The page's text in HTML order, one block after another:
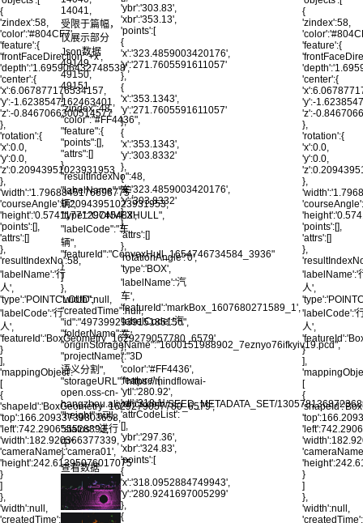
{
'zindex':58,
'color':'#804CF7',
'feature':{
'frontFaceDirection':'+x',
'depth':'1.695906432748538',
'center':{
'x':6.067877176534157,
'y':-1.6238547162463401,
'z':-0.8467066300514577
},
'rotation':{
'x':0.0,
'y':0.0,
'z':0.20943951023931953
},
'width':'1.7968845176696775',
'courseAngle':0.20943951023931953,
'height':'0.5741177129745483',
'points':[],
'attrs':[]
},
'resultIndexNo':58,
'labelName':'行
人',
'type':'POINTCLOUD',
'labelCode':'行
人',
'featureId':'BoxGeometry_1629279057780_6579'
}
],
'mappingObject':
[
{
'shapeId':'BoxGeometry_1629279057780_6579',
'top':166.20933739803658,
'left':742.290655528893,
'width':182.920366377339,
'cameraName':'camera01',
'height':242.61395076017075
}
]
},
'width':null,
'createdTime':null,
14041,
受限于篇幅，
仅展示部分
Json数据
49149,
49150,
49151
],
"zindex":48,
"color":"#FF4436",
"feature":{
"points":[],
"attrs":[]
},
"resultIndexNo":48,
"labelName":"车
辆",
"type":"CONVEXHULL",
"labelCode":"车
辆",
"featureId":"ConvexHull_1654746734584_3936"
}
]
},
"width":null,
"createdTime":null,
"id":"497399293915185156",
"folderName":"",
"originStorageName":"1600151988902_7eznyo76ifkyiv19.pcd",
"projectName":"3D
语义分割",
"storageURL":"https://mindflowai-
open.oss-cn-
hangzhou.aliyuncs.com/SEED_METADATA_SET/
"height":null,
"status":"进行
中"
}
查看数据
'ybr':'303.83',
'xbr':'353.13',
'points':[
{
'x':'323.4859003420176',
'y':'271.7605591611057'
},
{
'x':'353.1343',
'y':'271.7605591611057'
},
{
'x':'353.1343',
'y':'303.8332'
},
{
'x':'323.4859003420176',
'y':'303.8332'
}
],
'attrs':[]
},
'rotationAngle':'0',
'type':'BOX',
'labelName':'汽
车',
'featureId':'markBox_1607680271589_1',
'labelCode':'汽
车'
},
{
'color':'#FF4436',
'feature':{
'ytl':'280.92',
'xtl':'318.1',
'attrCodeList':
[],
'ybr':'297.36',
'xbr':'324.83',
'points':[
{
'x':'318.0952884749943',
'y':'280.9241697005299'
},
{
{
'zindex':58,
'feature':{
'center':{
'y':-
'z':-
},
'rotation':{
'x':0.0,
'y':0.0,
},
'points':[],
'attrs':[]
},
'labelName':'
人',
'labelCode':'
人',
}
],
[
{
}
]
},
'width':null,